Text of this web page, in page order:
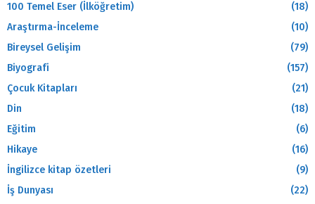
100 Temel Eser (İlköğretim)
(18)
Araştırma-İnceleme
(10)
Bireysel Gelişim
(79)
Biyografi
(157)
Çocuk Kitapları
(21)
Din
(18)
Eğitim
(6)
Hikaye
(16)
İngilizce kitap özetleri
(9)
İş Dunyası
(22)